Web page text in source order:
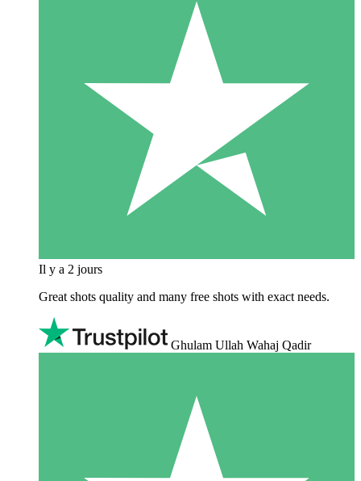
Il y a 2 jours
Great shots quality and many free shots with exact needs.
Ghulam Ullah Wahaj Qadir